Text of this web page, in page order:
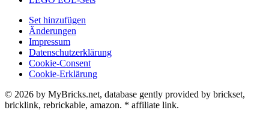
Set hinzufügen
Änderungen
Impressum
Datenschutzerklärung
Cookie-Consent
Cookie-Erklärung
© 2026 by MyBricks.net, database gently provided by brickset,
bricklink, rebrickable, amazon. * affiliate link.